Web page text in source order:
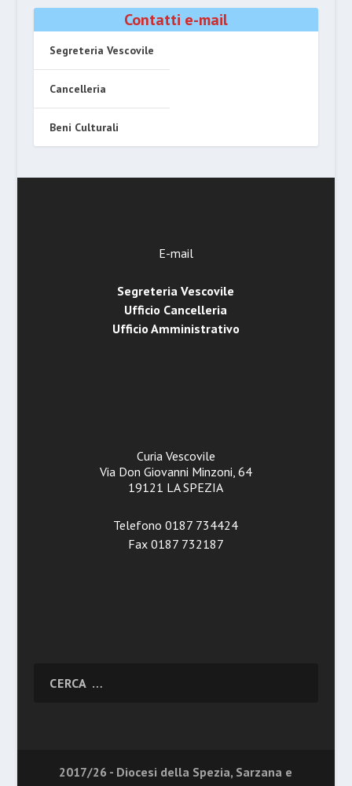
Contatti e-mail
Segreteria Vescovile
Cancelleria
Beni Culturali
E-mail
Segreteria Vescovile
Ufficio Cancelleria
Ufficio Amministrativo
Curia Vescovile
Via Don Giovanni Minzoni, 64
19121 LA SPEZIA
Telefono 0187 734424
Fax 0187 732187
2017/26 - Diocesi della Spezia, Sarzana e